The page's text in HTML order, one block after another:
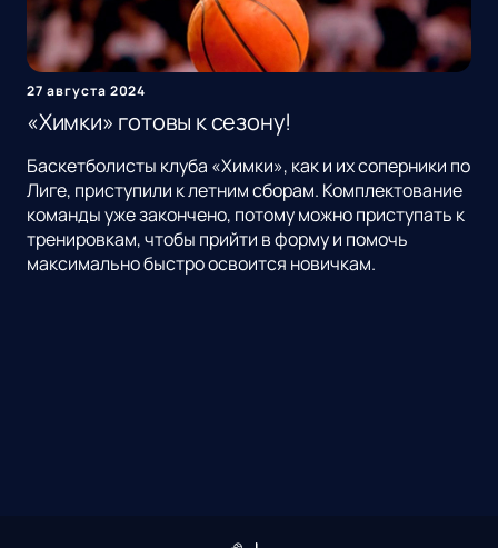
27 августа 2024
«Химки» готовы к сезону!
Баскетболисты клуба «Химки», как и их соперники по
Лиге, приступили к летним сборам. Комплектование
команды уже закончено, потому можно приступать к
тренировкам, чтобы прийти в форму и помочь
максимально быстро освоится новичкам.